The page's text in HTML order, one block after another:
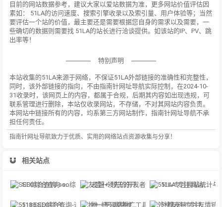
目前的网站数据参考，建议大家以爱站数据为准，更多网站价值评估因
素如： 51LA的访问速度、搜索引擎收录以及索引量、用户体验等；当然
要评估一个站的价值，最主要还是需要根据您自身的需求以及需要，一
些确切的数据则需要找 51LA的站长进行洽谈提供。如该站的IP、PV、跳
出率等！
特别声明
本站收集的51LA来源于网络，不保证51LA外部链接的准确性和完整性，
同时，该外部链接的指向，不由指南针网址导航实际控制，在2024-10-
31收录时，该网页上的内容，都属于合规，后期其内容如出现违规，可
联系管理进行删除，本站仅收录网站，不存储，不对其网站内容负责。
本网站中链接所有的内容，均系第三方网站制作，指南针网址导航不承
担任何责任。
指南针网址导航致力于优质、实用的网络站点资源收集与分享！
相关站点
SEO综合查询-seo综合查询可以查到该网站在各大搜索引擎的信息，包括收录， 友盟+-领先的开发者服务及数据智能服务商 51LA-专注网站统计与数据分析行业
5118 SEO综合查询-通过对排名各类大数据挖掘,提供关键词挖掘,行业词库,站群权重 推一把-网络推广工具资源 外搜友链-专注友情链接交换、友情链接交易、友情链接查询和友情链接监控